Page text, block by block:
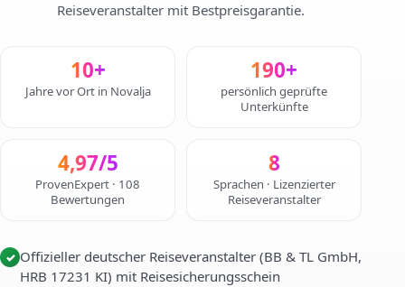
Reiseveranstalter mit Bestpreisgarantie.
10+
Jahre vor Ort in Novalja
190+
persönlich geprüfte
Unterkünfte
4,97/5
ProvenExpert · 108
Bewertungen
8
Sprachen · Lizenzierter
Reiseveranstalter
✓ Offizieller deutscher Reiseveranstalter (BB & TL GmbH,
HRB 17231 KI) mit Reisesicherungsschein